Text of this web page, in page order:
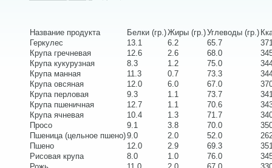
Название продукта Белки (гр.)Жиры (гр.)Углеводы (гр.)
Геркулес
13.1 6.2 65.7
Крупа гречневая
12.6 2.6 68.0
Крупа кукурузная
8.3 1.2 75.0
Крупа манная
11.3 0.7 73.3
Крупа овсяная
12.0 6.0 67.0
Крупа перловая
9.3 1.1 73.7
Крупа пшеничная
12.7 1.1 70.6
Крупа ячневая
10.4 1.3 71.7
Просо
9.1 3.8 70.0
Пшеница (цельное пшено)9.0 2.0 52.0
Пшено
12.0 2.9 69.3
Рисовая крупа
8.0 1.0 76.0